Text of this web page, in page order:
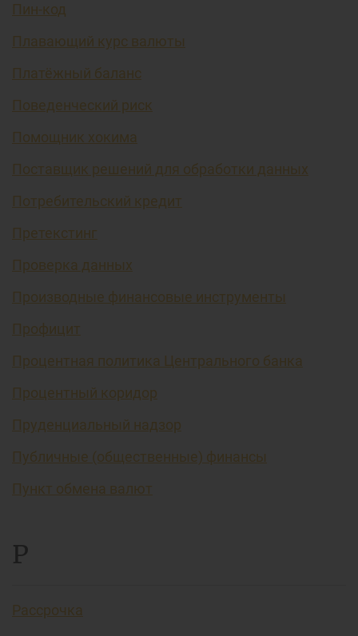
Пин-код
Плавающий курс валюты
Платёжный баланс
Поведенческий риск
Помощник хокима
Поставщик решений для обработки данных
Потребительский кредит
Претекстинг
Проверка данных
Производные финансовые инструменты
Профицит
Процентная политика Центрального банка
Процентный коридор
Пруденциальный надзор
Публичные (общественные) финансы
Пункт обмена валют
Р
Рассрочка